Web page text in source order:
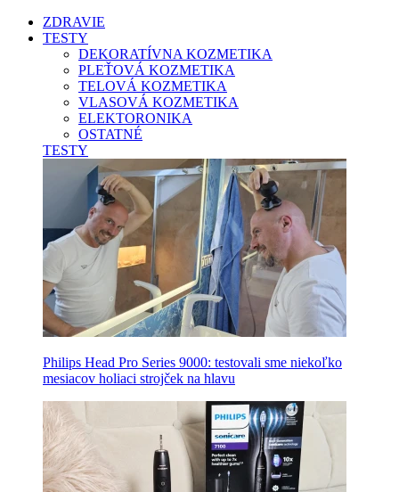
ZDRAVIE
TESTY
DEKORATÍVNA KOZMETIKA
PLEŤOVÁ KOZMETIKA
TELOVÁ KOZMETIKA
VLASOVÁ KOZMETIKA
ELEKTORONIKA
OSTATNÉ
TESTY
Philips Head Pro Series 9000: testovali sme niekoľko
mesiacov holiaci strojček na hlavu